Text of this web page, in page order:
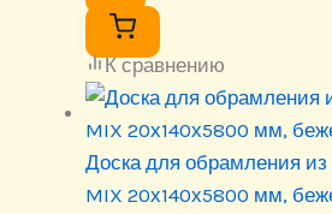
К сравнению
Доска для обрамления из
MIX 20х140х5800 мм,